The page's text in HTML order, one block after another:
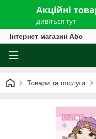
Інтернет магазин Abo
Товари та послуги